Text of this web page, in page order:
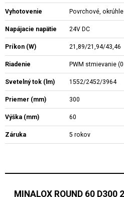
Vyhotovenie Povrchové, okrúhle
Napájacie napätie 24V DC
Príkon (W) 21,89/21,94/43,46
Riadenie PWM stmievanie
Svetelný tok (lm) 1552/2452/3964
Priemer (mm) 300
Výška (mm) 60
Záruka 5 rokov
MINALOX ROUND 60 D300